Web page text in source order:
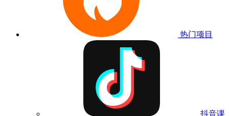
热门项目
抖音课